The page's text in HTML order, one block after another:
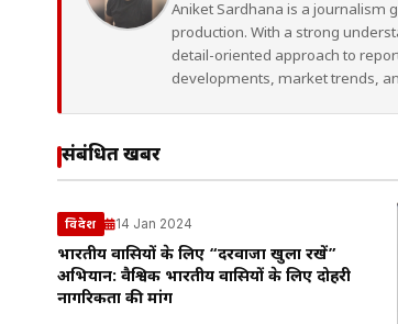
Aniket Sardhana is a journalism
production. With a strong
detail-oriented approach to
developments, market trends,
संबंधित खबरें
विदेश 14 Jan 2024
भारतीय प्रवासियों के लिए “दरवाजा खुला रखें”
अभियान: वैश्विक भारतीय प्रवासियों के लिए दोहरी
नागरिकता की मांग